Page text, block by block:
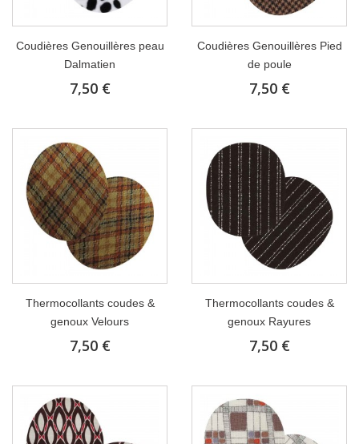
Coudières Genouillères peau
Dalmatien
7,50 €
Coudières Genouillères Pied
de poule
7,50 €
Thermocollants coudes &
genoux Velours
7,50 €
Thermocollants coudes &
genoux Rayures
7,50 €